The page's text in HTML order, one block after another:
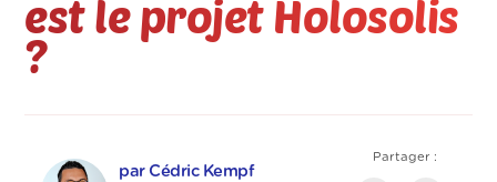
est le projet Holosolis
?
par Cédric Kempf
Partager :